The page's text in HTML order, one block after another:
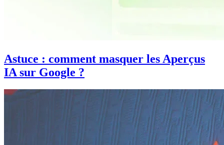
Astuce : comment masquer les Aperçus
IA sur Google ?